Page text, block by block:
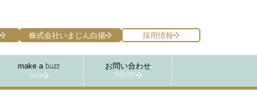
make a buzz
buzz
お問い合わせ
INQUIRY
株式会社いまじん白揚 採用情報